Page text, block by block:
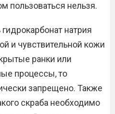
пользоваться нельзя.
натрия
и чувствительной кожи
ранки или
процессы, то
запрещено. Также
скраба необходимо